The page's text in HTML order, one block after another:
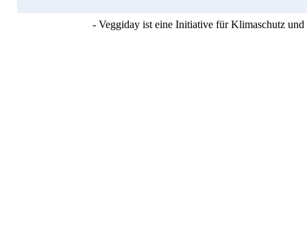
- Veggiday ist eine Initiative für Klimaschutz